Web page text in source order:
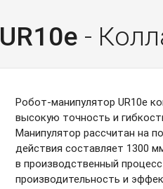
UR10e -
Робот-манипулятор UR10e
высокую точность и
Манипулятор рассчитан на
действия составляет 1300
в производственный
производительность и